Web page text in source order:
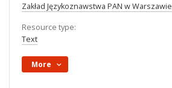
Zakład Językoznawstwa PAN w Warszawie
Resource type:
Text
More